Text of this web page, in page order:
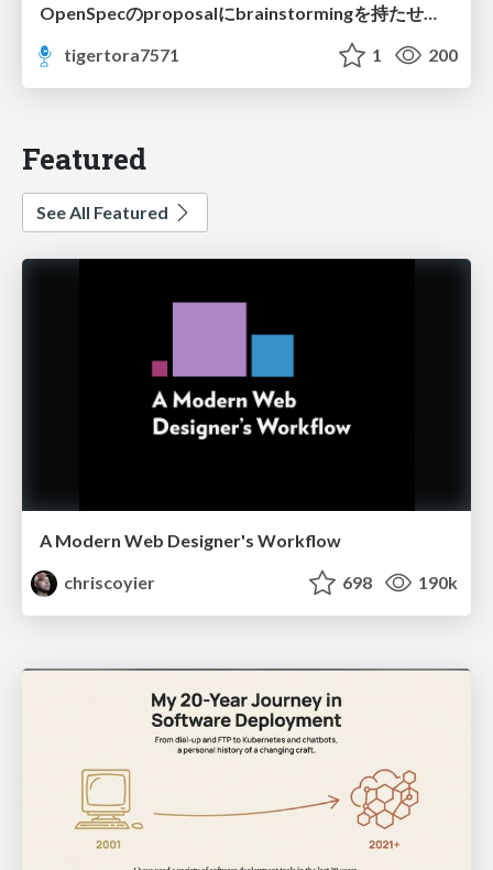
OpenSpecのproposalにbrainstormingを持たせてみた
tigertora7571
1 200
Featured
See All Featured
A Modern Web Designer's Workflow
chriscoyier
698 190k